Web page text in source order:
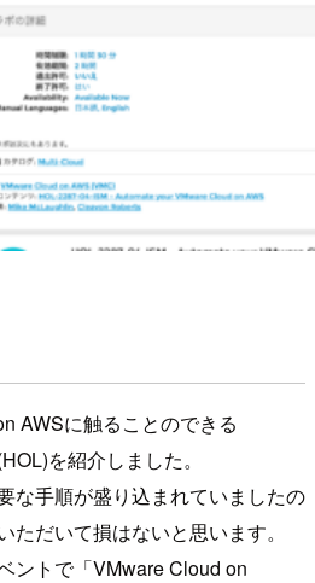
AWSに触ることのできる
を紹介しました。
な手順が盛り込まれていましたの
ただいて損はないと思います。
ントで「VMware Cloud on